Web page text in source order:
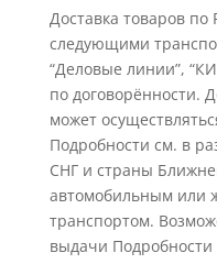
Доставка товаров по
следующими
“Деловые линии”,
по договорённости.
может
Подробности см. в
СНГ и страны
автомобильным или
транспортом.
выдачи Подробности